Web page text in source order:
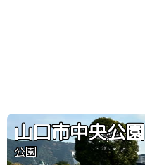
山口市中央公園
公園